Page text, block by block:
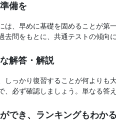
備を
は、早めに基礎を固めることが第
去問をもとに、共通テストの傾向
解答・解説
しっかり復習することが何よりも
、必ず確認しましょう。単なる答
でき、ランキングもわかる